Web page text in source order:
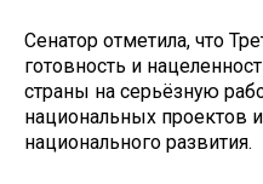
Сенатор отметила, что
готовность и
страны на серьёзную
национальных проектов
национального развития.